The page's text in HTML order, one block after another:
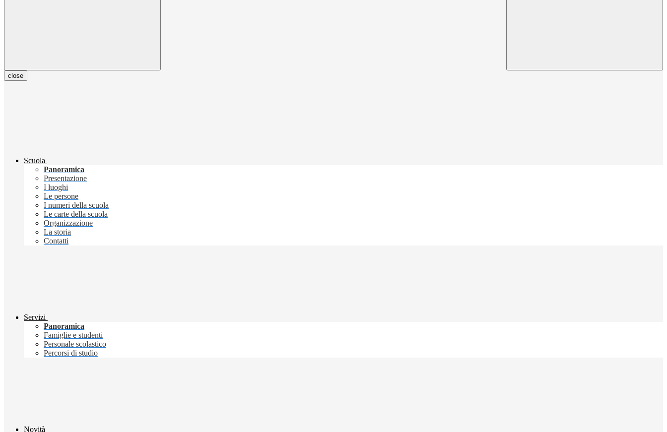
close
Scuola
Panoramica
Presentazione
I luoghi
Le persone
I numeri della scuola
Le carte della scuola
Organizzazione
La storia
Contatti
Servizi
Panoramica
Famiglie e studenti
Personale scolastico
Percorsi di studio
Novità